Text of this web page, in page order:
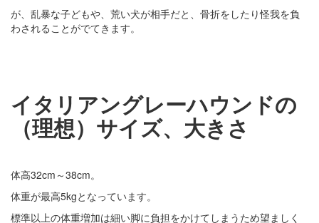
が、乱暴な子どもや、荒い犬が相手だと、骨折をしたり怪我を負
わされることがでてきます。
イタリアングレーハウンドの
（理想）サイズ、大きさ
体高32cm～38cm。
体重が最高5kgとなっています。
標準以上の体重増加は細い脚に負担をかけてしまうため望ましく